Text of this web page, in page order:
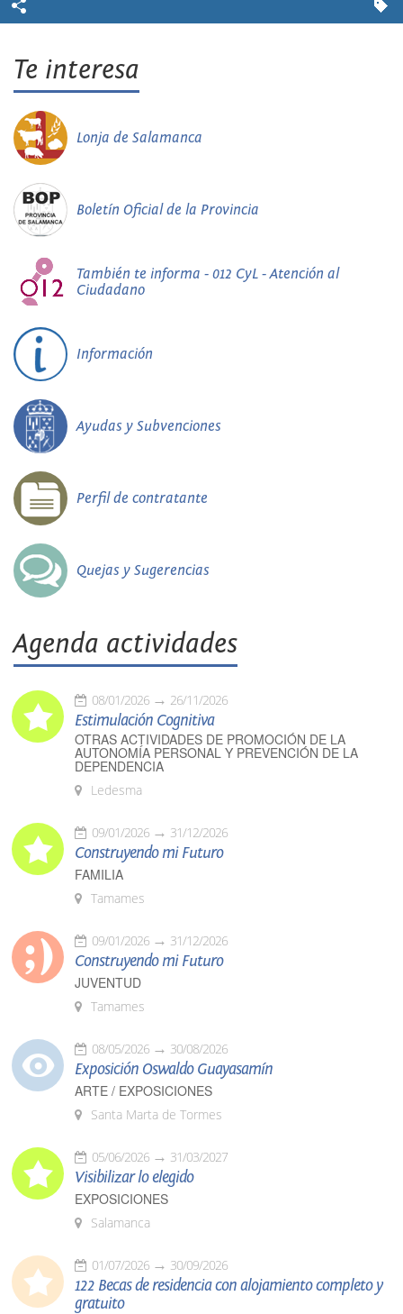
Te interesa
Lonja de Salamanca
Boletín Oficial de la Provincia
También te informa - 012 CyL - Atención al
Ciudadano
Información
Ayudas y Subvenciones
Perfil de contratante
Quejas y Sugerencias
Agenda actividades
08/01/2026 26/11/2026
Estimulación Cognitiva
OTRAS ACTIVIDADES DE PROMOCIÓN DE LA
AUTONOMÍA PERSONAL Y PREVENCIÓN DE LA
DEPENDENCIA
Ledesma
09/01/2026 31/12/2026
Construyendo mi Futuro
FAMILIA
Tamames
09/01/2026 31/12/2026
Construyendo mi Futuro
JUVENTUD
Tamames
08/05/2026 30/08/2026
Exposición Oswaldo Guayasamín
ARTE / EXPOSICIONES
Santa Marta de Tormes
05/06/2026 31/03/2027
Visibilizar lo elegido
EXPOSICIONES
Salamanca
01/07/2026 30/09/2026
122 Becas de residencia con alojamiento completo y
gratuito